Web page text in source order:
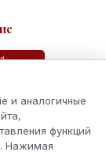
и аналогичные
функций
Нажимая